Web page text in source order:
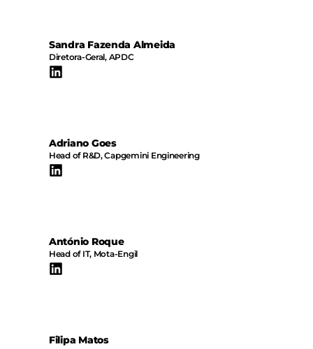
Sandra Fazenda Almeida
Diretora-Geral, APDC
Adriano Goes
Head of R&D, Capgemini Engineering
António Roque
Head of IT, Mota-Engil
Filipa Matos